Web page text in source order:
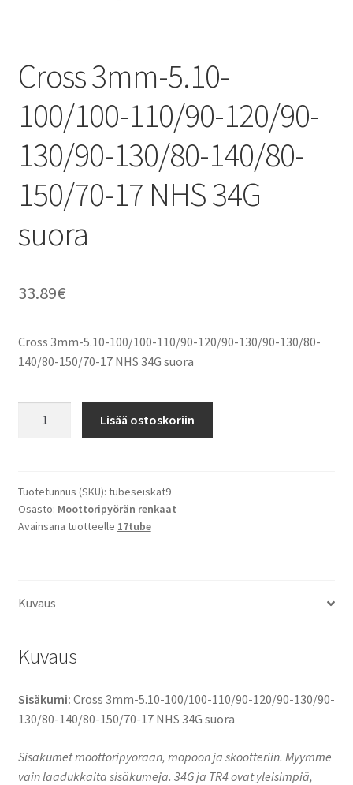
Cross 3mm-5.10-
100/100-110/90-120/90-
130/90-130/80-140/80-
150/70-17 NHS 34G
suora
33.89€
Cross 3mm-5.10-100/100-110/90-120/90-130/90-130/80-
140/80-150/70-17 NHS 34G suora
110/90-
120/90-
130/90-
17
34G
suora
Lisää ostoskoriin
Tuotetunnus (SKU): tubeseiskat9
Osasto: Moottoripyörän renkaat
Avainsana tuotteelle 17tube
Kuvaus
Kuvaus
Sisäkumi: Cross 3mm-5.10-100/100-110/90-120/90-130/90-
130/80-140/80-150/70-17 NHS 34G suora
Sisäkumet moottoripyörään, mopoon ja skootteriin. Myymme
vain laadukkaita sisäkumeja. 34G ja TR4 ovat yleisimpiä,